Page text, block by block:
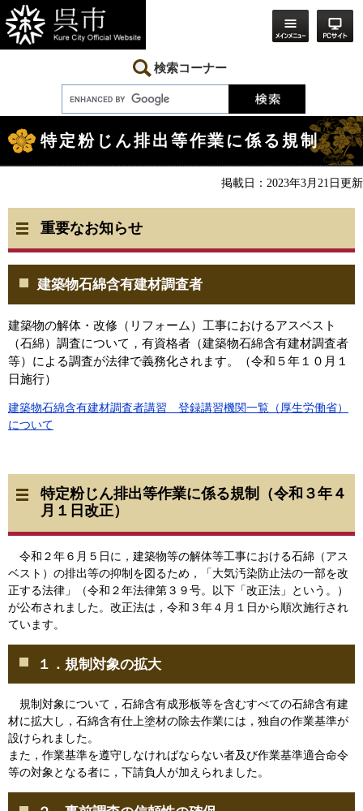
ー
ジ
の
ニ
ュ
ー
本
へ
検索コーナー
文
特定粉じん排出等作業に係る規制
掲載日：2023年3月21日更新
重要なお知らせ
建築物石綿含有建材調査者
建築物の解体・改修（リフォーム）工事におけるアスベスト
（石綿）調査について，有資格者（建築物石綿含有建材調査者
等）による調査が法律で義務化されます。（令和５年１０月１
日施行）
建築物石綿含有建材調査者講習 登録講習機関一覧（厚生労働省）
について
特定粉じん排出等作業に係る規制（令和３年４
月１日改正）
令和２年６月５日に，建築物等の解体等工事における石綿（アス
ベスト）の排出等の抑制を図るため，「大気汚染防止法の一部を改
正する法律」（令和２年法律第３９号。以下「改正法」という。）
が公布されました。改正法は，令和３年４月１日から順次施行され
ています。
１．規制対象の拡大
規制対象について，石綿含有成形板等を含むすべての石綿含有建
材に拡大し，石綿含有仕上塗材の除去作業には，独自の作業基準が
設けられました。
また，作業基準を遵守しなければならない者及び作業基準適合命令
等の対象となる者に，下請負人が加えられました。